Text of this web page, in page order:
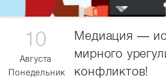
10
Августа
Понедельник
Медиация —
мирного
конфликтов!